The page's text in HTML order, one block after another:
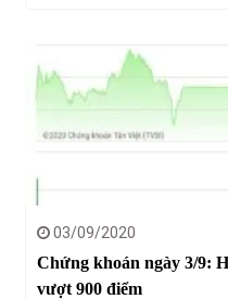
03/09/2020
Chứng khoán ngày 3/9:
vượt 900 điểm